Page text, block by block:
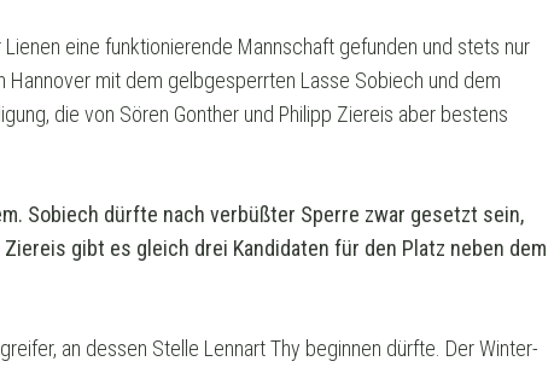
eine funktionierende Mannschaft gefunden und stets nur
mit dem gelbgesperrten Lasse Sobiech und dem
die von Sören Gonther und Philipp Ziereis aber bestens
Sobiech dürfte nach verbüßter Sperre zwar gesetzt sein,
gibt es gleich drei Kandidaten für den Platz neben dem
an dessen Stelle Lennart Thy beginnen dürfte. Der Winter-